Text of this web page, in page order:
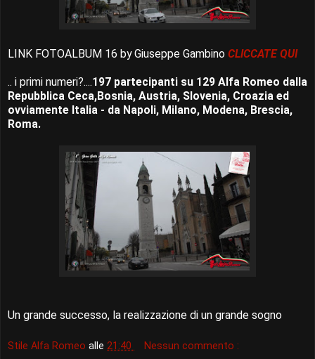
LINK FOTOALBUM 16 by Giuseppe Gambino CLICCATE QUI
.. i primi numeri?....197 partecipanti su 129 Alfa Romeo dalla
Repubblica Ceca,Bosnia, Austria, Slovenia, Croazia ed
ovviamente Italia - da Napoli, Milano, Modena, Brescia,
Roma.
Un grande successo, la realizzazione di un grande sogno
Stile Alfa Romeo alle 21:40 Nessun commento :